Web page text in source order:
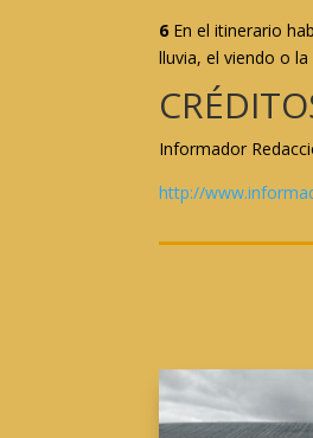
6 En el itinerario
lluvia, el viendo o
Informador
http://